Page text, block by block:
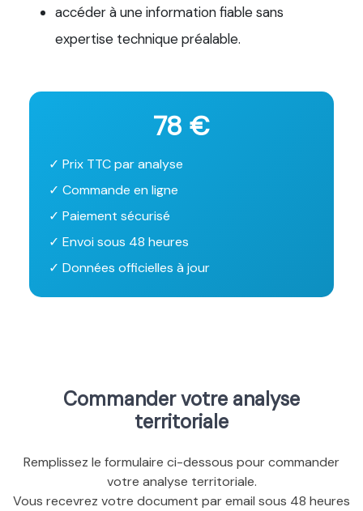
accéder à une information fiable sans
expertise technique préalable.
78 €
✓ Prix TTC par analyse
✓ Commande en ligne
✓ Paiement sécurisé
✓ Envoi sous 48 heures
✓ Données officielles à jour
Commander votre analyse
territoriale
Remplissez le formulaire ci-dessous pour commander
votre analyse territoriale.
Vous recevrez votre document par email sous 48 heures